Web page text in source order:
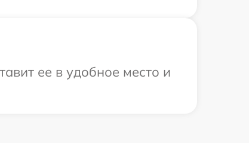
ее в удобное место и